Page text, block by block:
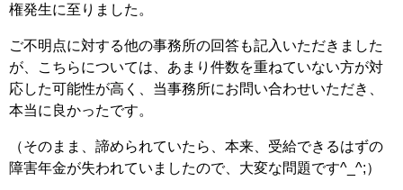
権発生に至りました。
ご不明点に対する他の事務所の回答も記入いただきました
が、こちらについては、あまり件数を重ねていない方が対
応した可能性が高く、当事務所にお問い合わせいただき、
本当に良かったです。
（そのまま、諦められていたら、本来、受給できるはずの
障害年金が失われていましたので、大変な問題です^_^;）